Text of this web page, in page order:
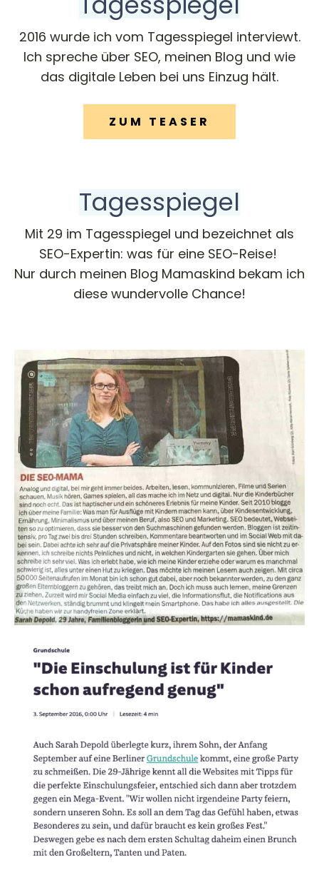
2016 wurde ich vom Tagesspiegel interviewt.
Ich spreche über SEO, meinen Blog und wie
das digitale Leben bei uns Einzug hält.
ZUM TEASER
Tagesspiegel
Mit 29 im Tagesspiegel und bezeichnet als
SEO-Expertin: was für eine SEO-Reise!
Nur durch meinen Blog Mamaskind bekam ich
diese wundervolle Chance!